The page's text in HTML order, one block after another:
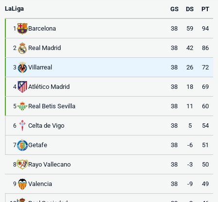
LaLiga GS DS PT
1 Barcelona 38 59 94
2 Real Madrid 38 42 86
3 Villarreal 38 26 72
4 Atlético Madrid 38 18 69
5 Real Betis Sevilla 38 11 60
6 Celta de Vigo 38 5 54
7 Getafe 38 -6 51
8 Rayo Vallecano 38 -3 50
9 Valencia 38 -9 49